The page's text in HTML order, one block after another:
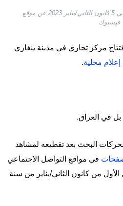
صورة ملتقطة من الشاشة في 5 كانون الثاني/يناير 2023 عن موقع
فيسبوك
مركز تجاري في مدينة بنغازي
محلية.
بل في العراق.
البحث بعد تقطيعه لمشاهد
في مواقع التواصل الاجتماعي
من كانون الثاني/يناير من سنة